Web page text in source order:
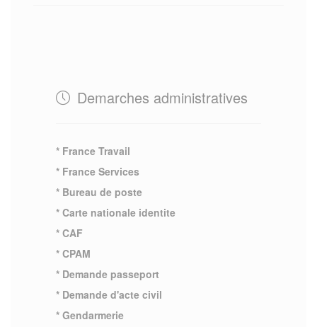
Demarches administratives
* France Travail
* France Services
* Bureau de poste
* Carte nationale identite
* CAF
* CPAM
* Demande passeport
* Demande d'acte civil
* Gendarmerie